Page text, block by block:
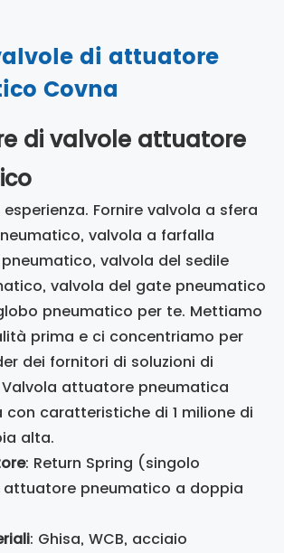
di attuatore
Covna
di valvole attuatore
Fornire valvola a sfera
valvola a farfalla
valvola del sedile
valvola del gate pneumatico
pneumatico per te. Mettiamo
prima e ci concentriamo per
dei fornitori di soluzioni di
attuatore pneumatica
caratteristiche di 1 milione di
alta.
: Return Spring (singolo
pneumatico a doppia
: Ghisa, WCB, acciaio